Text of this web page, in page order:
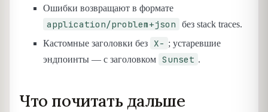
Ошибки возвращают в формате
application/problem+json
без stack traces.
Кастомные заголовки без X- ; устаревшие
эндпоинты — с заголовком Sunset .
Что почитать дальше